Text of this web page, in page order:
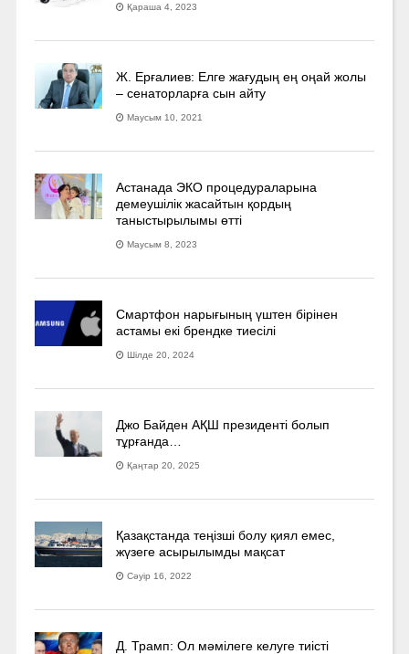
Қараша 4, 2023
Ж. Ерғалиев: Елге жағудың ең оңай жолы
– сенаторларға сын айту
Маусым 10, 2021
Астанада ЭКО процедураларына
демеушілік жасайтын қордың
таныстырылымы өтті
Маусым 8, 2023
Смартфон нарығының үштен бірінен
астамы екі брендке тиесілі
Шілде 20, 2024
Джо Байден АҚШ президенті болып
тұрғанда…
Қаңтар 20, 2025
Қазақстанда теңізші болу қиял емес,
жүзеге асырылымды мақсат
Сәуір 16, 2022
Д. Трамп: Ол мәмілеге келуге тиісті